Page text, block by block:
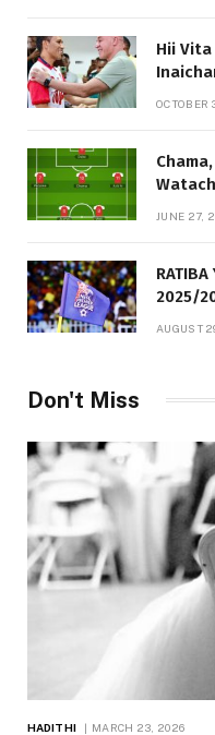
Hii Vita
OCTOBER
JUNE 27,
RATIBA
2025/
AUGUST
Don't Miss
HADITHI MARCH 23, 2026